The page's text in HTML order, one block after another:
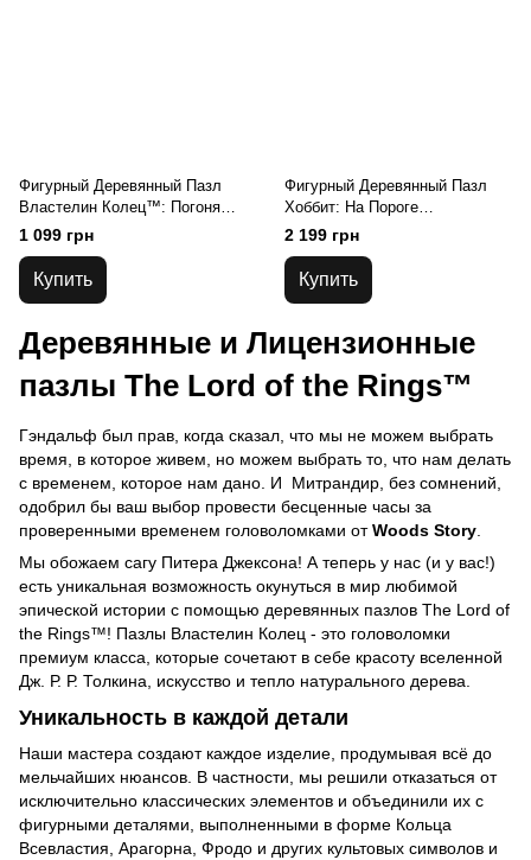
Фигурный Деревянный Пазл
Властелин Колец™: Погоня
Назгулов XL
1 099 грн
Купить
Фигурный Деревянный Пазл
Хоббит: На Пороге
Приключений
2 199 грн
Купить
Деревянные и Лицензионные
пазлы The Lord of the Rings™
Гэндальф был прав, когда сказал, что мы не можем выбрать
время, в которое живем, но можем выбрать то, что нам делать
с временем, которое нам дано. И Митрандир, без сомнений,
одобрил бы ваш выбор провести бесценные часы за
проверенными временем головоломками отWoods Story
Мы обожаем сагу Питера Джексона! А теперь у нас (и у вас!)
есть уникальная возможность окунуться в мир любимой
эпической истории с помощью деревянных пазлов The Lord of
the Rings™! Пазлы Властелин Колец - это головоломки
премиум класса, которые сочетают в себе красоту вселенной
Дж. Р. Р. Толкина, искусство и тепло натурального дерева.
Уникальность в каждой детали
Наши мастера создают каждое изделие, продумывая всё до
мельчайших нюансов. В частности, мы решили отказаться от
исключительно классических элементов и объединили их с
фигурными деталями, выполненными в форме Кольца
Всевластия, Арагорна, Фродо и других культовых символов и